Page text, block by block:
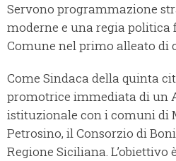
Servono programmazione
moderne e una regia
Comune nel primo alleato di
Come Sindaca della quinta
promotrice immediata di un
istituzionale con i comuni di
Petrosino, il Consorzio di
Regione Siciliana. L’obiettivo